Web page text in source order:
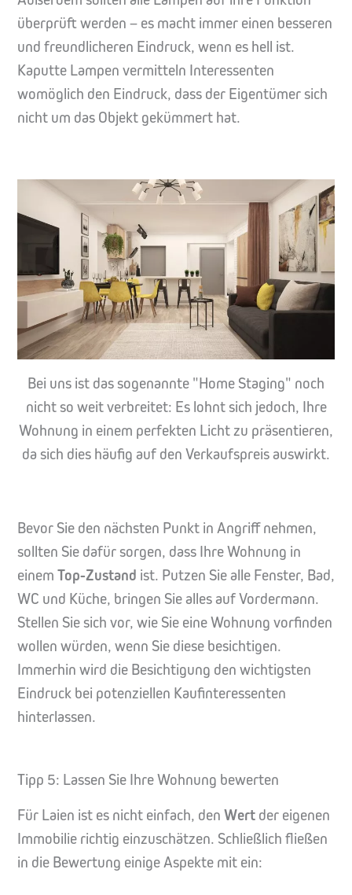
überprüft werden – es macht immer einen besseren
und freundlicheren Eindruck, wenn es hell ist.
Kaputte Lampen vermitteln Interessenten
womöglich den Eindruck, dass der Eigentümer sich
nicht um das Objekt gekümmert hat.
Bei uns ist das sogenannte "Home Staging" noch
nicht so weit verbreitet: Es lohnt sich jedoch, Ihre
Wohnung in einem perfekten Licht zu präsentieren,
da sich dies häufig auf den Verkaufspreis auswirkt.
Bevor Sie den nächsten Punkt in Angriff nehmen,
sollten Sie dafür sorgen, dass Ihre Wohnung in
einem Top-Zustand ist. Putzen Sie alle Fenster, Bad,
WC und Küche, bringen Sie alles auf Vordermann.
Stellen Sie sich vor, wie Sie eine Wohnung vorfinden
wollen würden, wenn Sie diese besichtigen.
Immerhin wird die Besichtigung den wichtigsten
Eindruck bei potenziellen Kaufinteressenten
hinterlassen.
Tipp 5: Lassen Sie Ihre Wohnung bewerten
Für Laien ist es nicht einfach, den Wert der eigenen
Immobilie richtig einzuschätzen. Schließlich fließen
in die Bewertung einige Aspekte mit ein: